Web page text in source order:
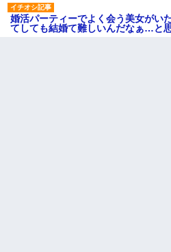
婚活パーティーでよく会う美女がい
てしても結婚て難しいんだなぁ…と